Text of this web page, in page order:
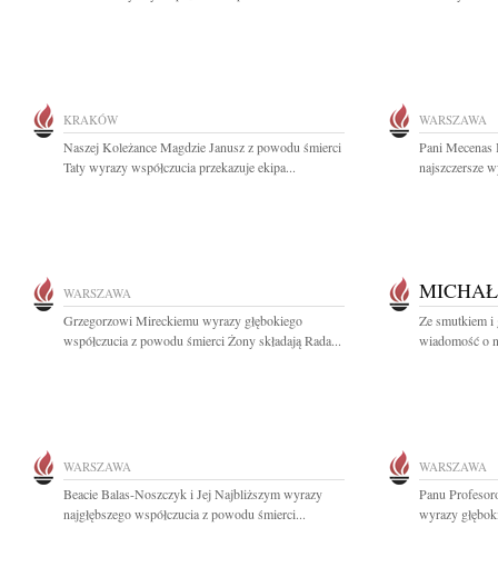
KRAKÓW
Naszej Koleżance Magdzie Janusz z powodu śmierci
Taty wyrazy współczucia przekazuje ekipa...
WARSZAWA
Pani Mecenas
najszczersze
WARSZAWA
Grzegorzowi Mireckiemu wyrazy głębokiego
współczucia z powodu śmierci Żony składają Rada...
Ze smutkiem i
wiadomość o
WARSZAWA
Beacie Balas-Noszczyk i Jej Najbliższym wyrazy
najgłębszego współczucia z powodu śmierci...
WARSZAWA
Panu
wyrazy